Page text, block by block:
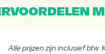
Alle prijzen zijn inclusief